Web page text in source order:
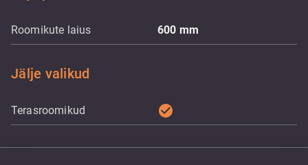
Roomikute laius 600 mm
Jälje valikud
Terasroomikud check_circle